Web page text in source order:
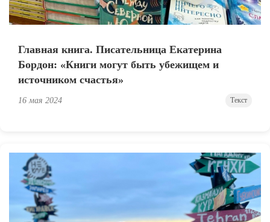
Главная книга. Писательница Екатерина
Бордон: «Книги могут быть убежищем и
источником счастья»
16 мая 2024 Текст